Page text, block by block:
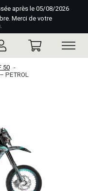
après le 05/08/2026
Merci de votre
50
PETROL